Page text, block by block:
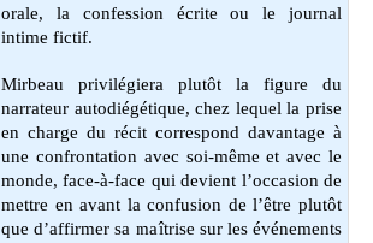
orale, la confession écrite ou le journal
intime fictif.
Mirbeau privilégiera plutôt la figure du
narrateur autodiégétique, chez lequel la prise
en charge du récit correspond davantage à
une confrontation avec soi-même et avec le
monde, face-à-face qui devient l’occasion de
mettre en avant la confusion de l’être plutôt
que d’affirmer sa maîtrise sur les événements